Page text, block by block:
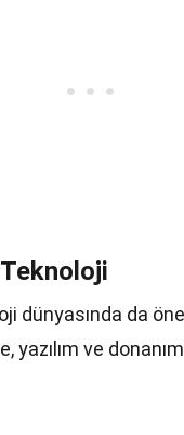
dünyasında da
yazılım ve